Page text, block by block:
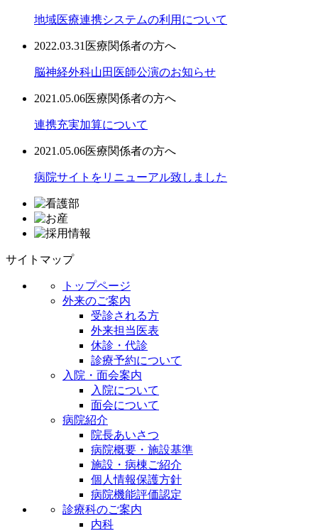
地域医療連携システムの利用について
2022.03.31 医療関係者の方へ
脳神経外科山田医師公演のお知らせ
2021.05.06医療関係者の方へ
連携充実加算について
2021.05.06医療関係者の方へ
病院サイトをリニューアル致しました
サイトマップ
トップページ
外来のご案内
受診される方
外来担当医表
休診・代診
診療予約について
入院・面会案内
入院について
面会について
病院紹介
院長あいさつ
病院概要・施設基準
施設・病棟ご紹介
個人情報保護方針
病院機能評価認定
診療科のご案内
内科